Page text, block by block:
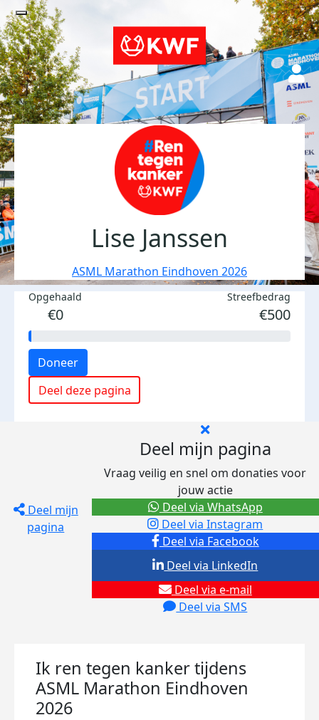
Lise Janssen
ASML Marathon Eindhoven 2026
Opgehaald
€0
Streefbedrag
€500
Doneer
Deel deze pagina
Deel mijn
pagina
Deel mijn pagina
Vraag veilig en snel om donaties voor
jouw actie
Deel via Facebook
Deel via Instagram
Deel via e-mail
Deel via SMS
Deel via LinkedIn
Deel via WhatsApp
Ik ren tegen kanker tijdens
ASML Marathon Eindhoven
2026